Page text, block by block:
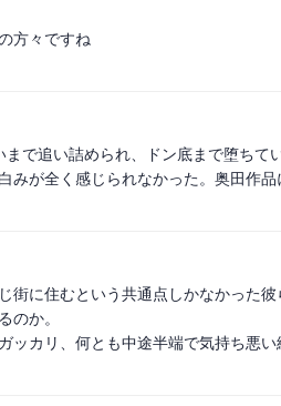
の方々ですね
で追い詰められ、ドン底まで堕ちて
みが全く感じられなかった。奥田作
街に住むという共通点しかなかった
のか。
ッカリ、何とも中途半端で気持ち悪い